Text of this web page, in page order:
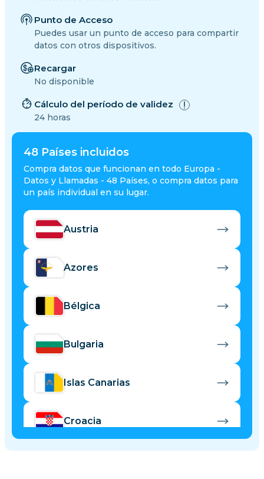
48 Países incluidos
Compra datos que funcionan en todo Europa -
Datos y Llamadas - 48 Países, o compra datos para
un país individual en su lugar.
Austria
Azores
Bélgica
Bulgaria
Islas Canarias
Croacia
Punto de Acceso
Puedes usar un punto de acceso para compartir
datos con otros dispositivos.
Recargar
No disponible
Cálculo del período de validez
24 horas